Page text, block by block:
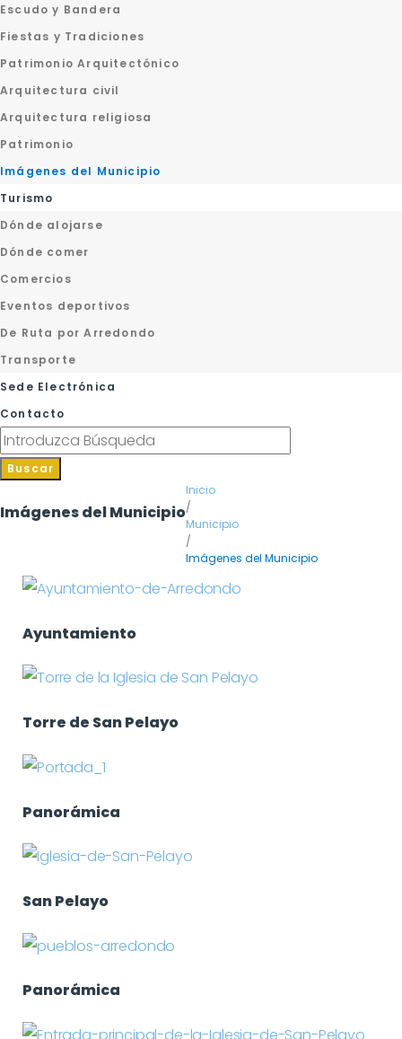
Escudo y Bandera
Fiestas y Tradiciones
Patrimonio Arquitectónico
Arquitectura civil
Arquitectura religiosa
Patrimonio
Imágenes del Municipio
Turismo
Dónde alojarse
Dónde comer
Comercios
Eventos deportivos
De Ruta por Arredondo
Transporte
Sede Electrónica
Contacto
Buscar
Imágenes del Municipio
Inicio
/
Municipio
/
Imágenes del Municipio
Ayuntamiento
Torre de San Pelayo
Panorámica
San Pelayo
Panorámica